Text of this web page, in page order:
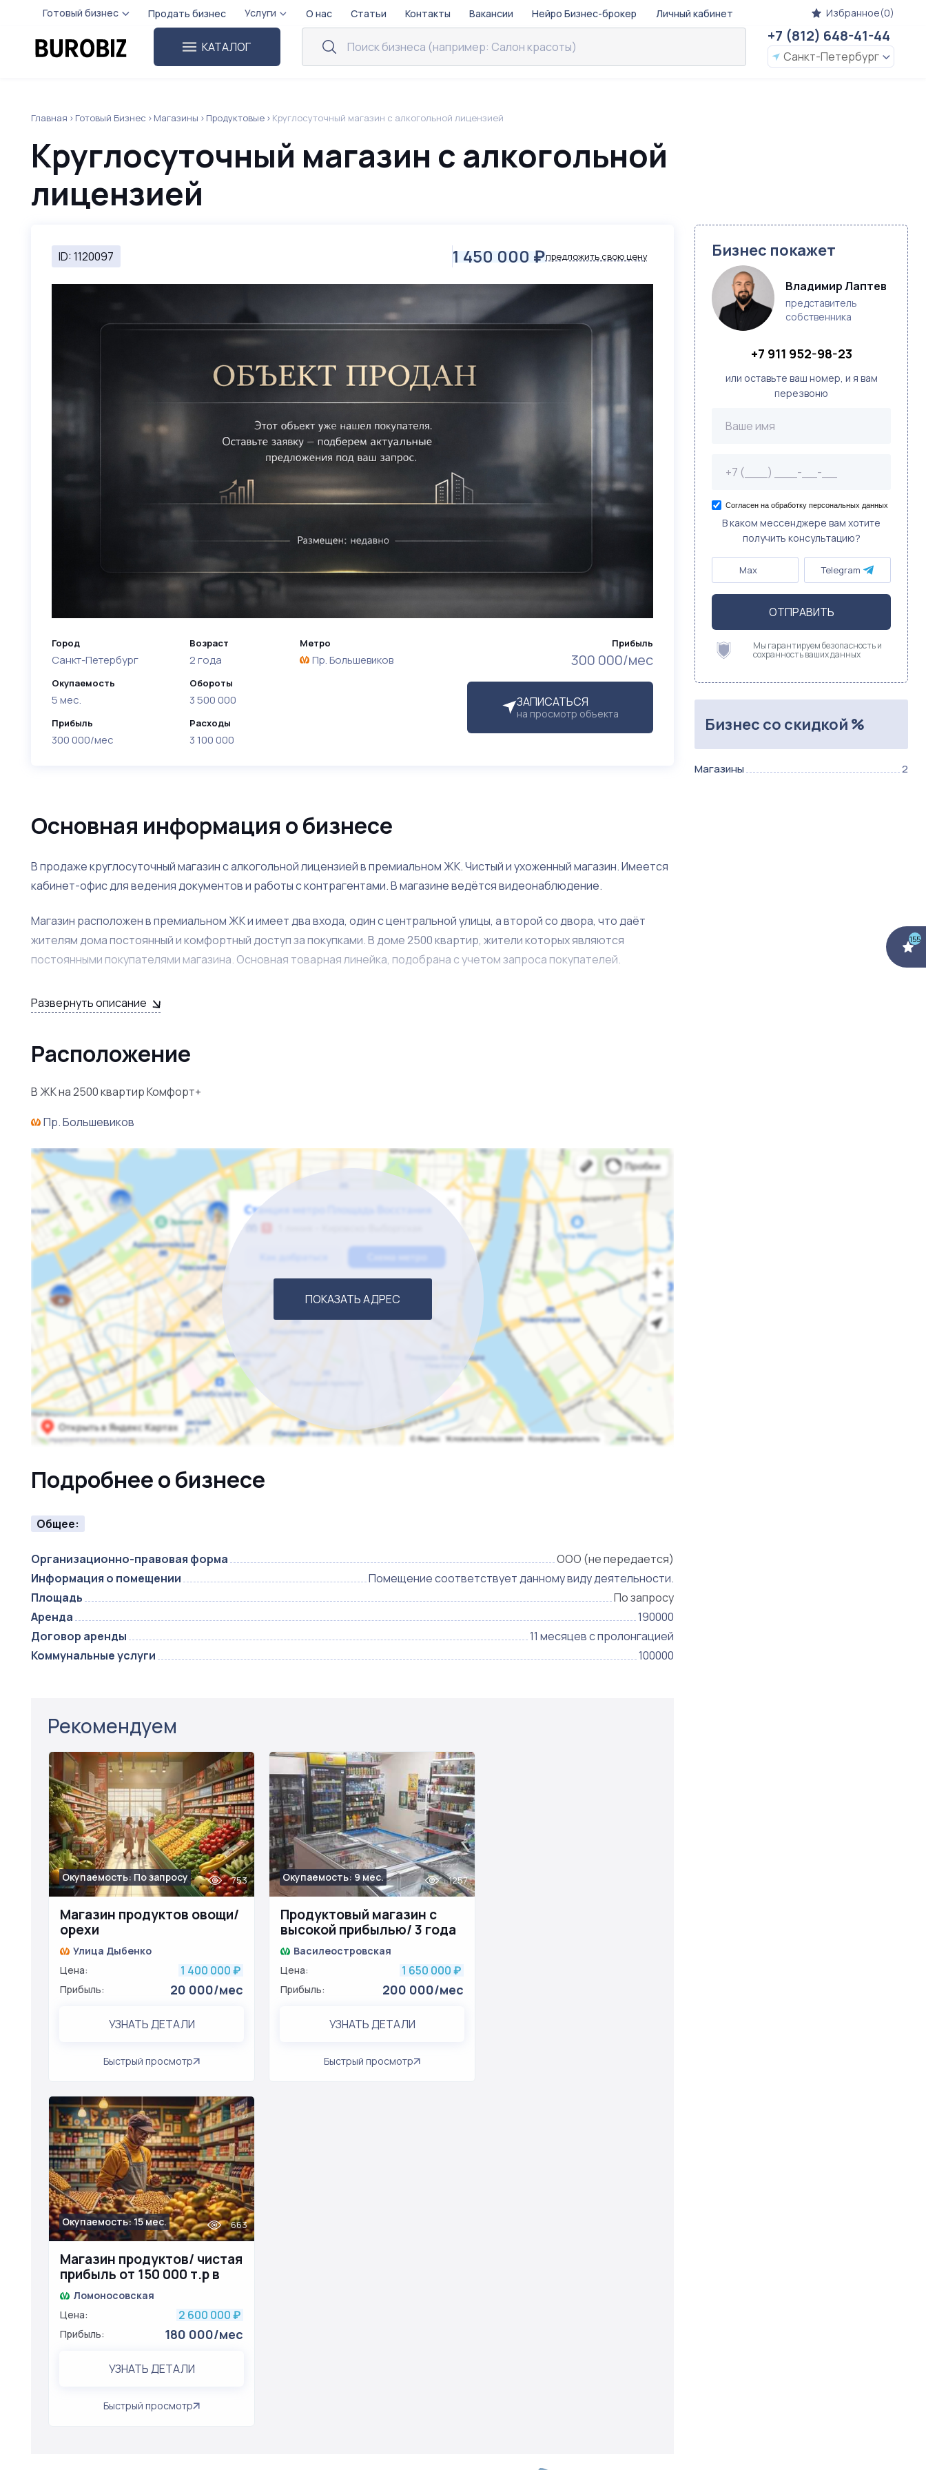
Готовый бизнес Продать бизнес Услуги О нас Статьи Контакты Вакансии Нейро Бизнес-брокер Личный кабинет Избранное(0)
КАТАЛОГ
+7 (812) 648-41-44
Санкт-Петербург
Главная Готовый Бизнес Магазины Продуктовые Круглосуточный магазин с алкогольной лицензией
Круглосуточный магазин с алкогольной
лицензией
ID: 1120097 1 450 000 ₽предложить свою цену
Прибыль
300 000/мес
ЗАПИСАТЬСЯ
на просмотр объекта
Город
Санкт-Петербург
Окупаемость
5 мес.
Прибыль
300 000/мес
Возраст
2 года
Обороты
3 500 000
Расходы
3 100 000
Метро
Пр. Большевиков
Основная информация о бизнесе
В продаже круглосуточный магазин с алкогольной лицензией в премиальном ЖК. Чистый и ухоженный магазин. Имеется
кабинет-офис для ведения документов и работы с контрагентами. В магазине ведётся видеонаблюдение.
Магазин расположен в премиальном ЖК и имеет два входа, один с центральной улицы, а второй со двора, что даёт
жителям дома постоянный и комфортный доступ за покупками. В доме 2500 квартир, жители которых являются
постоянными покупателями магазина. Основная товарная линейка, подобрана с учетом запроса покупателей.
передать контакты всех проверенных поставщиков. Сотрудники готовы остаться с новым новым владельцем, что
По вопросам покупки и осмотру бизнеса обращаться к бизнес-брокеру объекта. Звоните.
Развернуть описание
Расположение
В ЖК на 2500 квартир Комфорт+
Пр. Большевиков
ПОКАЗАТЬ АДРЕС
Подробнее о бизнесе
Общее:
Организационно-правовая форма
ООО (не передается)
Информация о помещении
Помещение соответствует данному виду деятельности.
Площадь
По запросу
Аренда
190000
Договор аренды
11 месяцев с пролонгацией
Коммунальные услуги
100000
Рекомендуем
Магазин продуктов овощи/
орехи
Окупаемость: По запросу 753
Улица Дыбенко
Цена:
1 400 000 ₽
Прибыль: 20 000/мес
УЗНАТЬ ДЕТАЛИ
Быстрый просмотр
Продуктовый магазин с
высокой прибылью/ 3 года
работы
Окупаемость: 9 мес. 1257
Василеостровская
Цена:
1 650 000 ₽
Прибыль: 200 000/мес
УЗНАТЬ ДЕТАЛИ
Быстрый просмотр
Магазин продуктов/ чистая
прибыль от 150 000 т.р в
месяц
Окупаемость: 15 мес. 663
Ломоносовская
Цена:
2 600 000 ₽
Прибыль: 180 000/мес
УЗНАТЬ ДЕТАЛИ
Быстрый просмотр
Бизнес покажет
Владимир Лаптев
представитель
собственника
+7 911 952-98-23
или оставьте ваш номер, и я вам
перезвоню
Согласен на обработку персональных данных
В каком мессенджере вам хотите
получить консультацию?
Max Telegram
ОТПРАВИТЬ
Мы гарантируем безопасность и
сохранность ваших данных
Бизнес со скидкой %
Магазины 2
155